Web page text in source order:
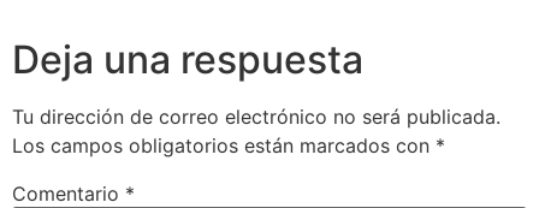
Deja una respuesta
Tu dirección de correo electrónico no será publicada.
Los campos obligatorios están marcados con *
Comentario *